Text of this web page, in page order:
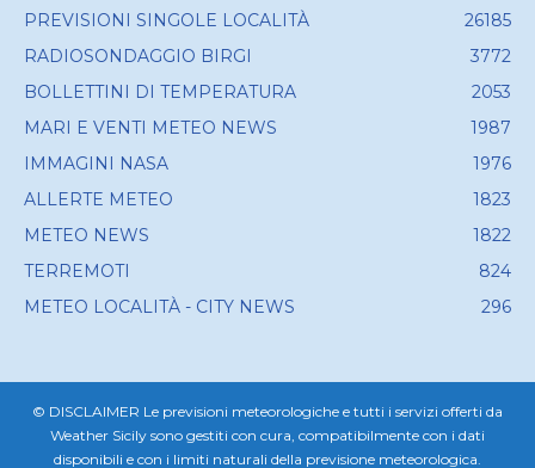
PREVISIONI SINGOLE LOCALITÀ
26185
RADIOSONDAGGIO BIRGI
3772
BOLLETTINI DI TEMPERATURA
2053
MARI E VENTI METEO NEWS
1987
IMMAGINI NASA
1976
ALLERTE METEO
1823
METEO NEWS
1822
TERREMOTI
824
METEO LOCALITÀ - CITY NEWS
296
© DISCLAIMER Le previsioni meteorologiche e tutti i servizi offerti da
Weather Sicily sono gestiti con cura, compatibilmente con i dati
disponibili e con i limiti naturali della previsione meteorologica.